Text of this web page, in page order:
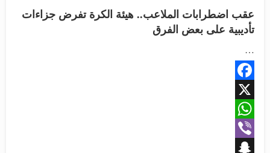
عقب اضطرابات الملاعب.. هيئة الكرة تفرض جزاءات
تأديبية على بعض الفرق
…
Facebook
X
WhatsApp
Viber